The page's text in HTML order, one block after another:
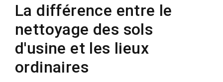
La différence entre le
nettoyage des sols
d'usine et les lieux
ordinaires